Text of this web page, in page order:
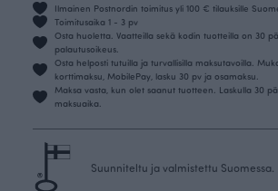
Ilmainen Postnordin toimitus yli 100 € tilauksille
Toimitusaika 1 - 3 pv
Osta huoletta. Vaatteilla sekä kodin tuotteilla on 30
palautusoikeus.
Osta helposti tutuilla ja turvallisilla maksutavoilla.
korttimaksu, MobilePay, lasku 30 pv ja osamaksu.
Maksa vasta, kun olet saanut tuotteen. Laskulla 30
maksuaika.
Suunniteltu ja valmistettu Suomessa.